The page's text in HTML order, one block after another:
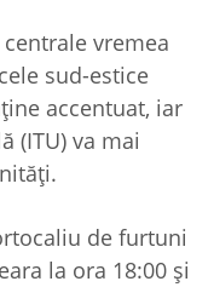
vremea
sud-estice
accentuat, iar
(ITU) va mai
de furtuni
la ora 18:00 şi